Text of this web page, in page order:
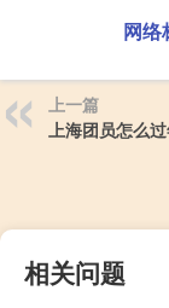
网络
上一篇
上海团员怎么
相关问题